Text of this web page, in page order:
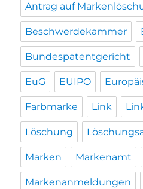
Antrag auf
Beschwerdekammer
Bundespatentgericht
EuG EUIPO
Farbmarke Link
Löschung
Marken Markenamt
Markenanmeldungen